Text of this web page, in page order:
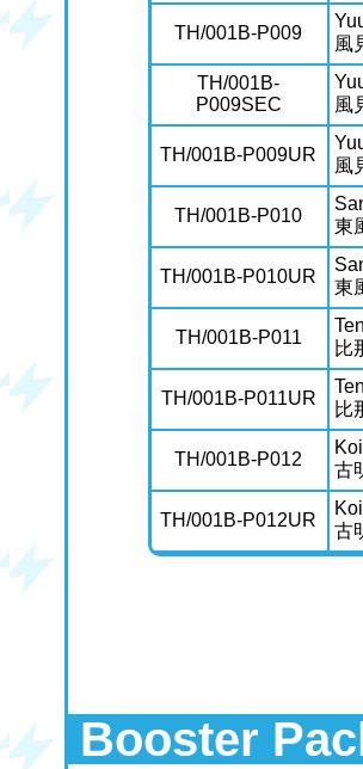
TH/001B-P009
風
TH/001B-
P009SEC
風
TH/001B-P009UR
風
TH/001B-P010
東
TH/001B-P010UR
東
TH/001B-P011
比
TH/001B-P011UR
比
TH/001B-P012
古
TH/001B-P012UR
古
Booster